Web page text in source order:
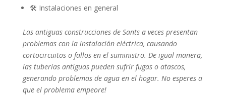
🛠️ Instalaciones en general
Las antiguas construcciones de Sants a veces presentan
problemas con la instalación eléctrica, causando
cortocircuitos o fallos en el suministro. De igual manera,
las tuberías antiguas pueden sufrir fugas o atascos,
generando problemas de agua en el hogar. No esperes a
que el problema empeore!